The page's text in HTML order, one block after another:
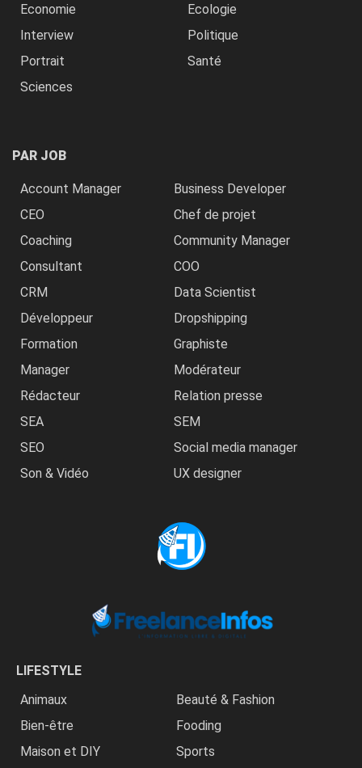
Economie
Ecologie
Interview
Politique
Portrait
Santé
Sciences
PAR JOB
Account Manager
Business Developer
CEO
Chef de projet
Coaching
Community Manager
Consultant
COO
CRM
Data Scientist
Développeur
Dropshipping
Formation
Graphiste
Manager
Modérateur
Rédacteur
Relation presse
SEA
SEM
SEO
Social media manager
Son & Vidéo
UX designer
LIFESTYLE
Animaux
Beauté & Fashion
Bien-être
Fooding
Maison et DIY
Sports